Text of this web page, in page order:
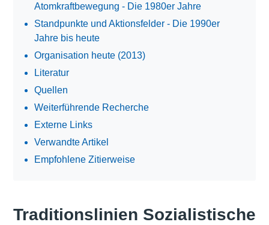
Atomkraftbewegung - Die 1980er Jahre
Standpunkte und Aktionsfelder - Die 1990er
Jahre bis heute
Organisation heute (2013)
Literatur
Quellen
Weiterführende Recherche
Externe Links
Verwandte Artikel
Empfohlene Zitierweise
Traditionslinien Sozialistische